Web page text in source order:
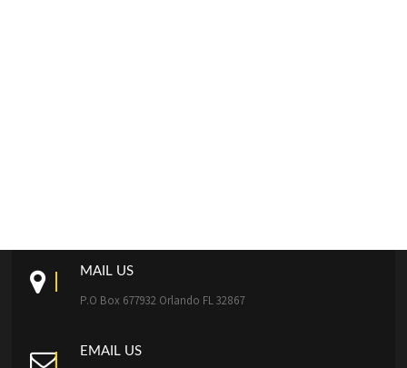
MAIL US
P.O Box 677932 Orlando FL 32867
EMAIL US